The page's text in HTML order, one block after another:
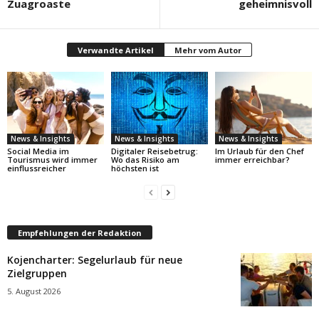
Zuagroaste
geheimnisvoll
Verwandte Artikel Mehr vom Autor
News & Insights
Social Media im
Tourismus wird immer
einflussreicher
News & Insights
Digitaler Reisebetrug:
Wo das Risiko am
höchsten ist
News & Insights
Im Urlaub für den Chef
immer erreichbar?
Empfehlungen der Redaktion
Kojencharter: Segelurlaub für neue
Zielgruppen
5. August 2026